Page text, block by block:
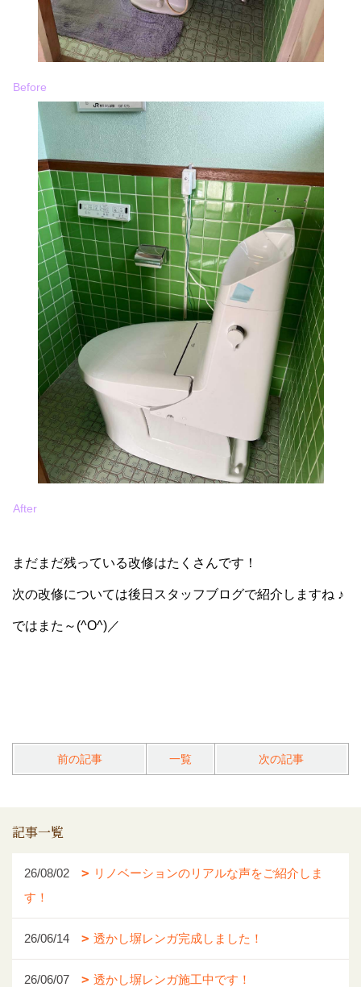
Before
After
まだまだ残っている改修はたくさんです！
次の改修については後日スタッフブログで紹介しますね ♪
ではまた～(^O^)／
前の記事 一覧 次の記事
記事一覧
26/08/02
リノベーションのリアルな声をご紹介しま
す！
26/06/14 透かし塀レンガ完成しました！
26/06/07 透かし塀レンガ施工中です！